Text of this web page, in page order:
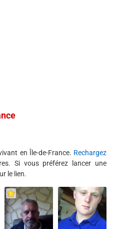
en Île-de-France. Rechargez
Si vous préférez lancer une
le lien.